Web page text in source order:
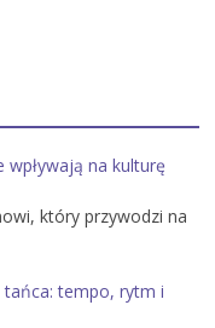
na kulturę
który przywodzi na
tańca: tempo, rytm i